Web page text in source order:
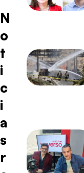
N
o
t
i
c
i
a
s
r